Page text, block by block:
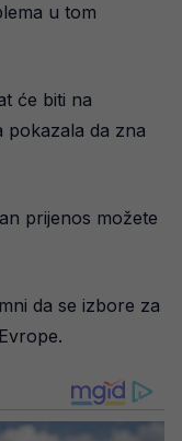
u tom
će biti na
pokazala da zna
prijenos možete
da se izbore za